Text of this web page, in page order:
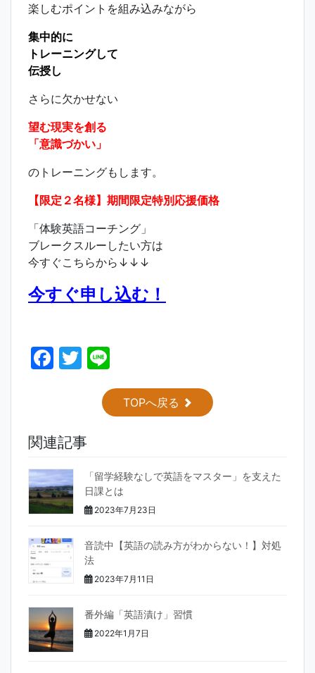
楽しむポイントを組み込みながら
集中的に
トレーニングして
伝授し
さらに欠かせない
望む現実を創る
「意識づかい」
のトレーニングもします。
【限定２名様】期間限定特別応援価格
「体験英語コーチング」
ブレークスルーしたい方は
今すぐこちらから↓↓↓
今すぐ申し込む！
F
b
o
o
k
T
itt
TOPへ戻る
関連記事
「留学経験なしで英語をマスター」を支えた
日課とは
2023年7月23日
音読中【英語の読み方がわからない！】対処
法
2023年7月11日
番外編「英語漬け」習慣
2022年1月7日